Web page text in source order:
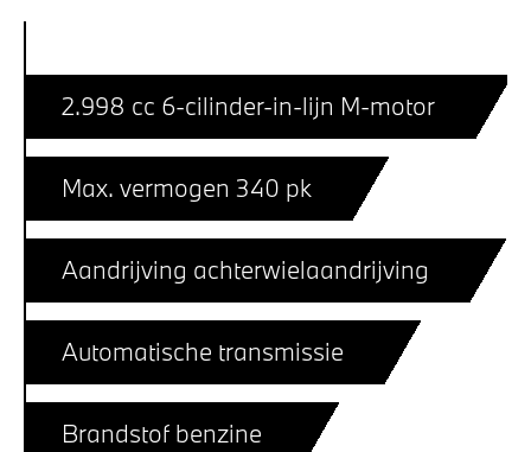
2.998 cc 6-cilinder-in-lijn M-motor
Max. vermogen 340 pk
Aandrijving achterwielaandrijving
Automatische transmissie
Brandstof benzine